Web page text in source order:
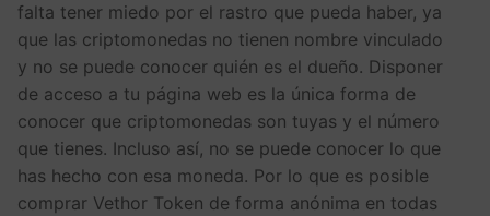
falta tener miedo por el rastro que pueda haber, ya
que las criptomonedas no tienen nombre vinculado
y no se puede conocer quién es el dueño. Disponer
de acceso a tu página web es la única forma de
conocer que criptomonedas son tuyas y el número
que tienes. Incluso así, no se puede conocer lo que
has hecho con esa moneda. Por lo que es posible
comprar Vethor Token de forma anónima en todas